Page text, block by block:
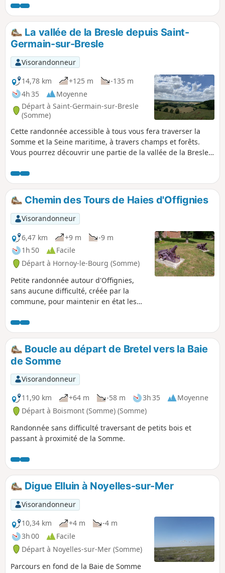
par de sympathiques sentiers entre bois
et pâturages vers votre point de départ.
Les habitants de Quesnoy-le-Montant se
nomment les Quercitains, d'où le nom
de cette randonnée. Quant à Cahon,
village de départ et d'arrivée, vous y
trouverez une minoterie encore en
activité et qui fabrique de la farine dont
une variété est réservée à la baguette
"Avocette" qui est vendue à Quesnoy-le-
Montant, mais également dans d'autres
boulangeries de la Somme. Randonnée
gastronomique et patrimoniale, en
somme.
La vallée de la Bresle depuis Saint-
Germain-sur-Bresle
Visorandonneur
14,78 km
+125 m
-135 m
4h 35
Moyenne
Départ à Saint-Germain-sur-Bresle
(Somme)
Cette randonnée accessible à tous vous fera traverser la
Somme et la Seine maritime, à travers champs et forêts.
Vous pourrez découvrir une partie de la vallée de la Bresle,
Rouen-sur-Bresle.
Chemin des Tours de Haies d'Offignies
Visorandonneur
6,47 km
+9 m
-9 m
1h 50
Facile
Départ à Hornoy-le-Bourg (Somme)
Petite randonnée autour d'Offignies,
sans aucune difficulté, créée par la
commune, pour maintenir en état les
commune.
Boucle au départ de Bretel vers la Baie
de Somme
Visorandonneur
11,90 km
+64 m -58 m 3h 35
Moyenne
Départ à Boismont (Somme) (Somme)
Randonnée sans difficulté traversant de petits bois et
passant à proximité de la Somme.
Digue Elluin à Noyelles-sur-Mer
Visorandonneur
10,34 km
+4 m
-4 m
3h 00
Facile
Départ à Noyelles-sur-Mer (Somme)
Parcours en fond de la Baie de Somme